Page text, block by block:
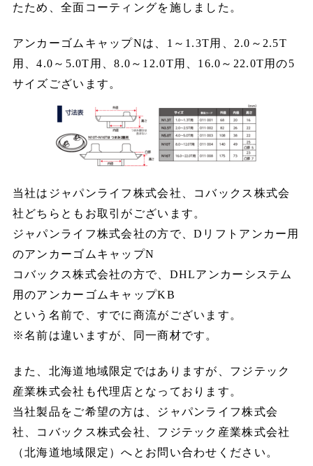
たため、全面コーティングを施しました。
アンカーゴムキャップNは、1～1.3T用、2.0～2.5T
用、4.0～5.0T用、8.0～12.0T用、16.0～22.0T用の5
サイズございます。
当社はジャパンライフ株式会社、コバックス株式会
社どちらともお取引がございます。
ジャパンライフ株式会社の方で、Dリフトアンカー用
のアンカーゴムキャップN
コバックス株式会社の方で、DHLアンカーシステム
用のアンカーゴムキャップKB
という名前で、すでに商流がございます。
※名前は違いますが、同一商材です。
また、北海道地域限定ではありますが、フジテック
産業株式会社も代理店となっております。
当社製品をご希望の方は、ジャパンライフ株式会
社、コバックス株式会社、フジテック産業株式会社
（北海道地域限定）へとお問い合わせください。